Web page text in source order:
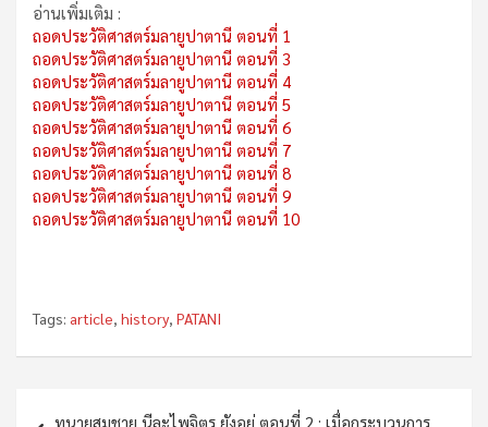
อ่านเพิ่มเติม :
ถอดประวัติศาสตร์มลายูปาตานี ตอนที่ 1
ถอดประวัติศาสตร์มลายูปาตานี ตอนที่ 3
ถอดประวัติศาสตร์มลายูปาตานี ตอนที่ 4
ถอดประวัติศาสตร์มลายูปาตานี ตอนที่ 5
ถอดประวัติศาสตร์มลายูปาตานี ตอนที่ 6
ถอดประวัติศาสตร์มลายูปาตานี ตอนที่ 7
ถอดประวัติศาสตร์มลายูปาตานี ตอนที่ 8
ถอดประวัติศาสตร์มลายูปาตานี ตอนที่ 9
ถอดประวัติศาสตร์มลายูปาตานี ตอนที่ 10
Tags: article, history, PATANI
ทนายสมชาย นีละไพจิตร ยังอยู่ ตอนที่ 2 : เมื่อกระบวนการ